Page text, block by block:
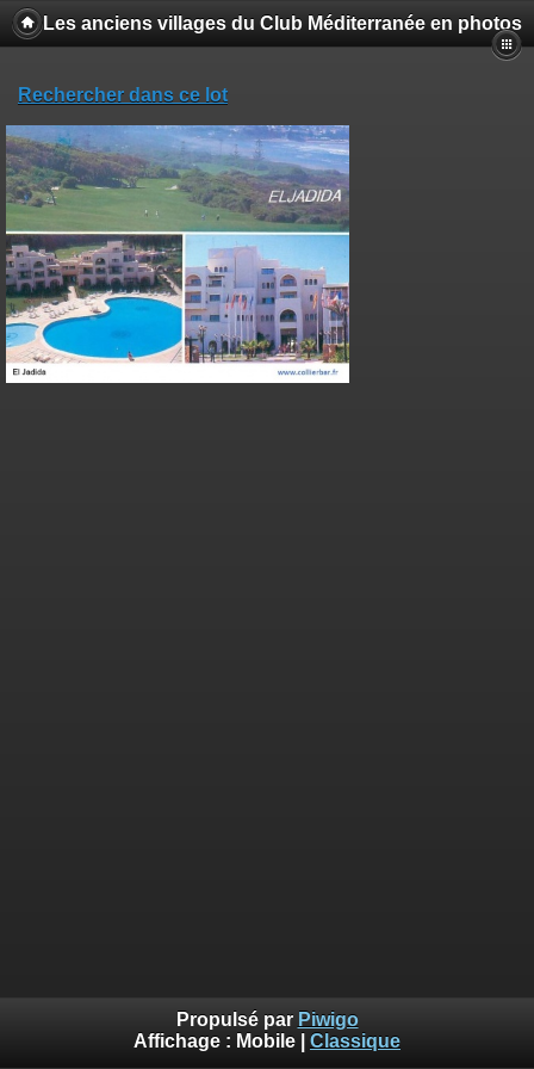
Les anciens villages du Club Méditerranée en photos
Rechercher dans ce lot
Propulsé par Piwigo
Affichage : Mobile Classique